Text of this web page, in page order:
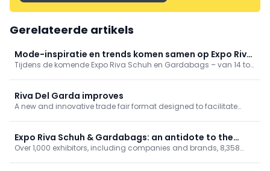
Gerelateerde artikels
Mode-inspiratie en trends komen samen op Expo Riva
Schuh & Gardabags
Tijdens de komende Expo Riva Schuh en Gardabags – van 14 tot
schoenen, tassen en accessoires.
Riva Del Garda improves
A new and innovative trade fair format designed to facilitate
Expo Riva Schuh & Gardabags: an antidote to the
global crisis
Over 1,000 exhibitors, including companies and brands, 8,358